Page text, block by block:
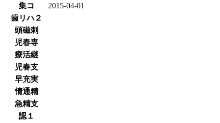
集コ
2015-04-01
歯リハ２
頭磁刺
児春専
療活継
児春支
早充実
情通精
急精支
認１